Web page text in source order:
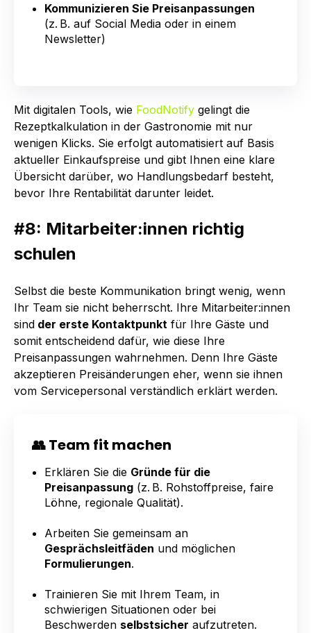
Kommunizieren Sie Preisanpassungen
(z. B. auf Social Media oder in einem
Newsletter)
Mit digitalen Tools, wie FoodNotify gelingt die
Rezeptkalkulation in der Gastronomie mit nur
wenigen Klicks. Sie erfolgt automatisiert auf Basis
aktueller Einkaufspreise und gibt Ihnen eine klare
Übersicht darüber, wo Handlungsbedarf besteht,
bevor Ihre Rentabilität darunter leidet.
#8: Mitarbeiter:innen richtig
schulen
Selbst die beste Kommunikation bringt wenig, wenn
Ihr Team sie nicht beherrscht. Ihre Mitarbeiter:innen
sind der erste Kontaktpunkt für Ihre Gäste und
somit entscheidend dafür, wie diese Ihre
Preisanpassungen wahrnehmen. Denn Ihre Gäste
akzeptieren Preisänderungen eher, wenn sie ihnen
vom Servicepersonal verständlich erklärt werden.
👥 Team fit machen
Erklären Sie die Gründe für die
Preisanpassung(z. B. Rohstoffpreise, faire
Löhne, regionale Qualität).
Arbeiten Sie gemeinsam an
Gesprächsleitfäden und möglichen
Formulierungen.
Trainieren Sie mit Ihrem Team, in
schwierigen Situationen oder bei
Beschwerden selbstsicher aufzutreten.